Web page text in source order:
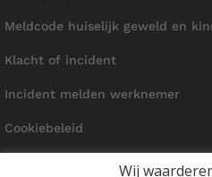
Meldcode huiselijk geweld en
Klacht of incident
Incident melden werknemer
Cookiebeleid
Wij